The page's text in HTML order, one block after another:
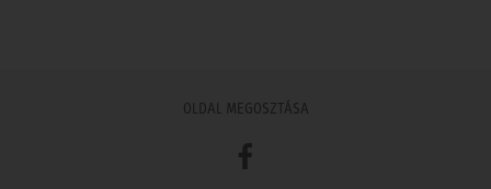
OLDAL MEGOSZTÁSA
Facebook